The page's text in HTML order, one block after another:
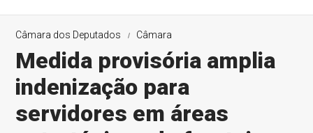
Câmara dos Deputados Câmara
Medida provisória amplia
indenização para
servidores em áreas